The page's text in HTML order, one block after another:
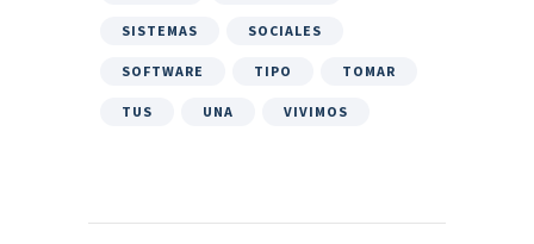
SISTEMAS SOCIALES
SOFTWARE TIPO TOMAR
TUS UNA VIVIMOS